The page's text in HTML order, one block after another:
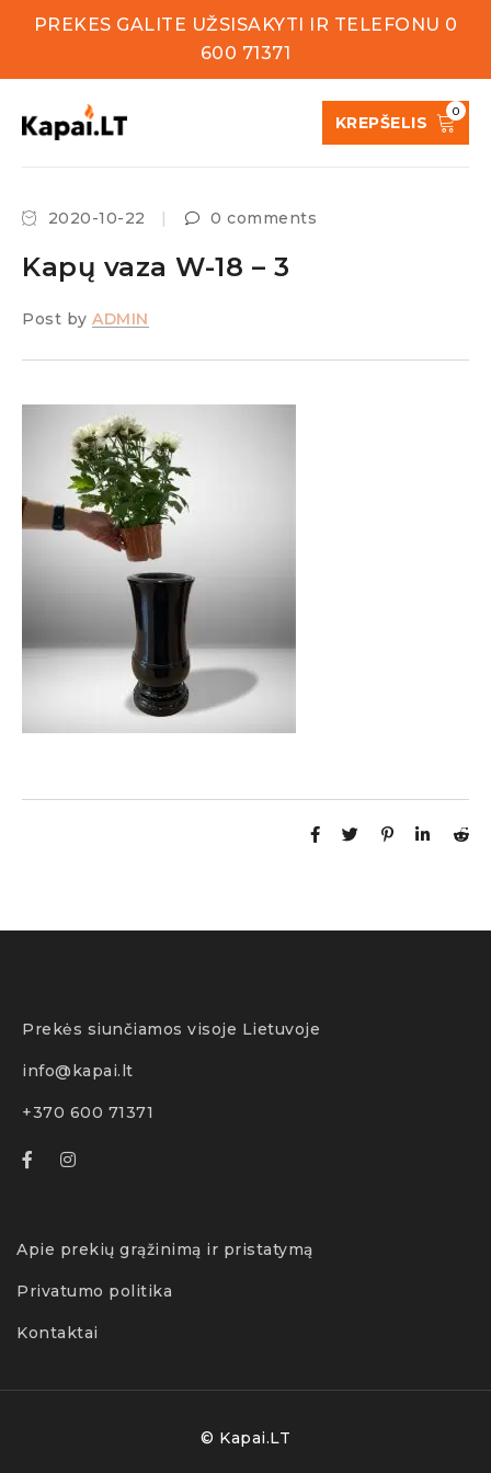
PREKES GALITE UŽSISAKYTI IR TELEFONU 0
600 71371
KREPŠELIS
0
2020-10-22 0 comments
Kapų vaza W-18 – 3
Post by ADMIN
Prekės siunčiamos visoje Lietuvoje
info@kapai.lt
+370 600 71371
Apie prekių grąžinimą ir pristatymą
Privatumo politika
Kontaktai
© Kapai.LT